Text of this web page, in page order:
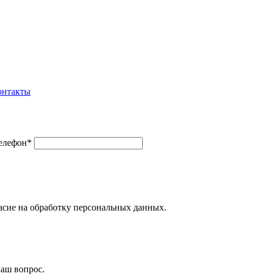
на обработку персональных данных.
вопрос.